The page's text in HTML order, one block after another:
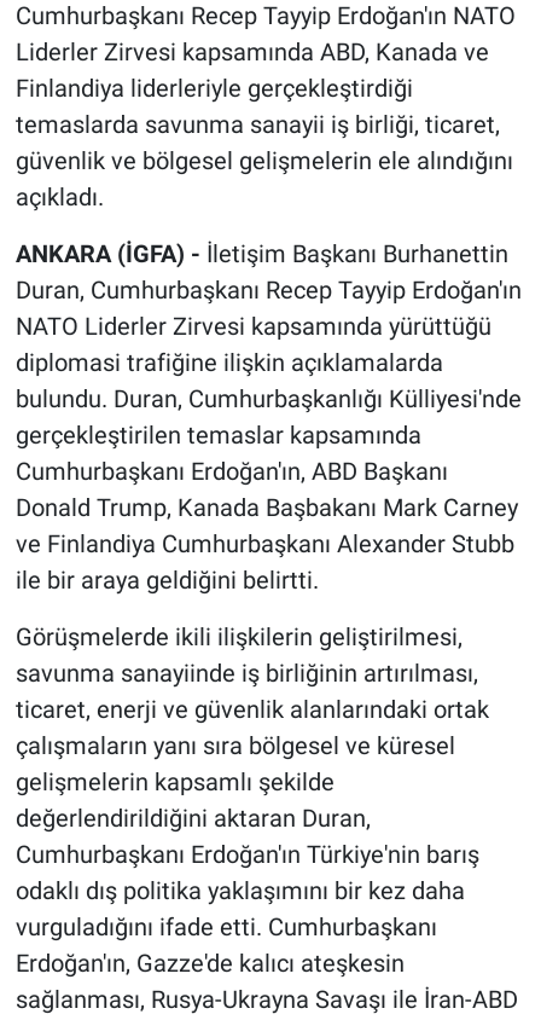
Cumhurbaşkanı Recep Tayyip Erdoğan'ın NATO
Liderler Zirvesi kapsamında ABD, Kanada ve
Finlandiya liderleriyle gerçekleştirdiği
temaslarda savunma sanayii iş birliği, ticaret,
güvenlik ve bölgesel gelişmelerin ele alındığını
açıkladı.
ANKARA (İGFA) - İletişim Başkanı Burhanettin
Duran, Cumhurbaşkanı Recep Tayyip Erdoğan'ın
NATO Liderler Zirvesi kapsamında yürüttüğü
diplomasi trafiğine ilişkin açıklamalarda
bulundu. Duran, Cumhurbaşkanlığı Külliyesi'nde
gerçekleştirilen temaslar kapsamında
Cumhurbaşkanı Erdoğan'ın, ABD Başkanı
Donald Trump, Kanada Başbakanı Mark Carney
ve Finlandiya Cumhurbaşkanı Alexander Stubb
ile bir araya geldiğini belirtti.
Görüşmelerde ikili ilişkilerin geliştirilmesi,
savunma sanayiinde iş birliğinin artırılması,
ticaret, enerji ve güvenlik alanlarındaki ortak
çalışmaların yanı sıra bölgesel ve küresel
gelişmelerin kapsamlı şekilde
değerlendirildiğini aktaran Duran,
Cumhurbaşkanı Erdoğan'ın Türkiye'nin barış
odaklı dış politika yaklaşımını bir kez daha
vurguladığını ifade etti. Cumhurbaşkanı
Erdoğan'ın, Gazze'de kalıcı ateşkesin
sağlanması, Rusya-Ukrayna Savaşı ile İran-ABD